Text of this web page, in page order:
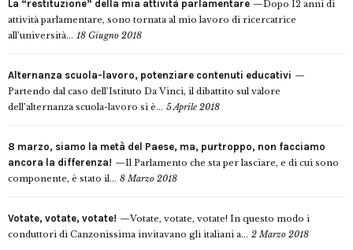
La “restituzione” della mia attività parlamentare
Dopo 12 anni di
attività parlamentare, sono tornata al mio lavoro di ricercatrice
all’università... 18 Giugno 2018
Alternanza scuola-lavoro, potenziare contenuti educativi
Partendo dal caso dell’Istituto Da Vinci, il dibattito sul valore
dell’alternanza scuola-lavoro si è... 5 Aprile 2018
8 marzo, siamo la metà del Paese, ma, purtroppo, non facciamo
ancora la differenza!
Il Parlamento che sta per lasciare, e di cui sono
componente, è stato il... 8 Marzo 2018
Votate, votate, votate!
Votate, votate, votate! In questo modo i
conduttori di Canzonissima invitavano gli italiani a... 2 Marzo 2018